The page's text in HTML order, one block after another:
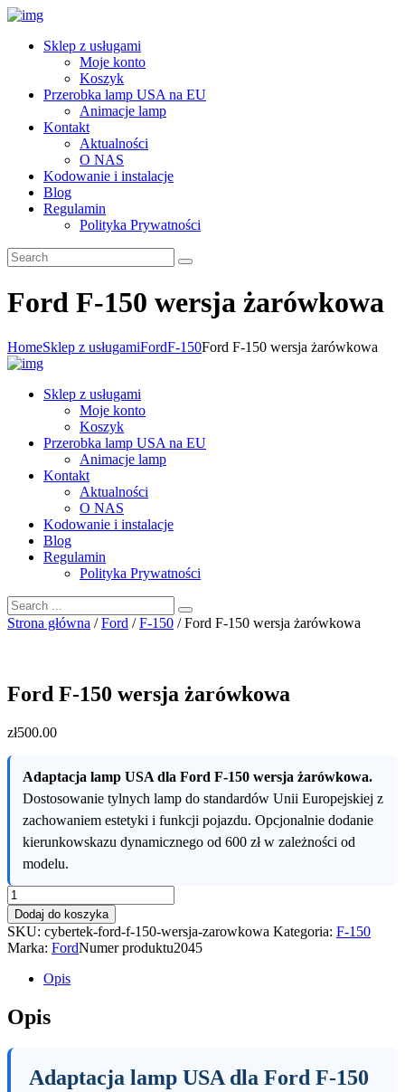
Sklep z usługami
Moje konto
Koszyk
Przerobka lamp USA na EU
Animacje lamp
Kontakt
Aktualności
O NAS
Kodowanie i instalacje
Blog
Regulamin
Polityka Prywatności
Ford F-150 wersja żarówkowa
HomeSklep z usługamiFordF-150Ford F-150 wersja żarówkowa
Sklep z usługami
Moje konto
Koszyk
Przerobka lamp USA na EU
Animacje lamp
Kontakt
Aktualności
O NAS
Kodowanie i instalacje
Blog
Regulamin
Polityka Prywatności
Strona główna /Ford /F-150 / Ford F-150 wersja żarówkowa
Ford F-150 wersja żarówkowa
zł500.00
Adaptacja lamp USA dla Ford F-150 wersja żarówkowa.
Dostosowanie tylnych lamp do standardów Unii Europejskiej z
zachowaniem estetyki i funkcji pojazdu. Opcjonalnie dodanie
kierunkowskazu dynamicznego od 600 zł w zależności od
modelu.
ilość
Ford
F-
150
wersja
żarówkowa
Dodaj do koszyka
SKU: cybertek-ford-f-150-wersja-zarowkowa Kategoria: F-150
Marka: FordNumer produktu2045
Opis
Opis
Adaptacja lamp USA dla Ford F-150